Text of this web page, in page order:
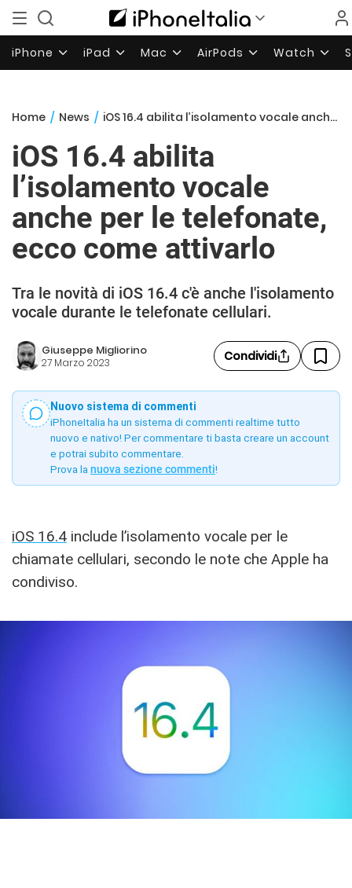
iPhone iPad Mac AirPods Watch
Home / News / iOS 16.4 abilita l’isolamento vocale anche per le telefonate, ecco come attivarlo
iOS 16.4 abilita
l’isolamento vocale
anche per le telefonate,
ecco come attivarlo
Tra le novità di iOS 16.4 c'è anche l'isolamento
vocale durante le telefonate cellulari.
Giuseppe Migliorino
27 Marzo 2023 Condividi
Nuovo sistema di commenti
iPhoneItalia ha un sistema di commenti realtime tutto
nuovo e nativo! Per commentare ti basta creare un account
e potrai subito commentare.
Prova la nuova sezione commenti!
iOS 16.4 include l’isolamento vocale per le
chiamate cellulari, secondo le note che Apple ha
condiviso.